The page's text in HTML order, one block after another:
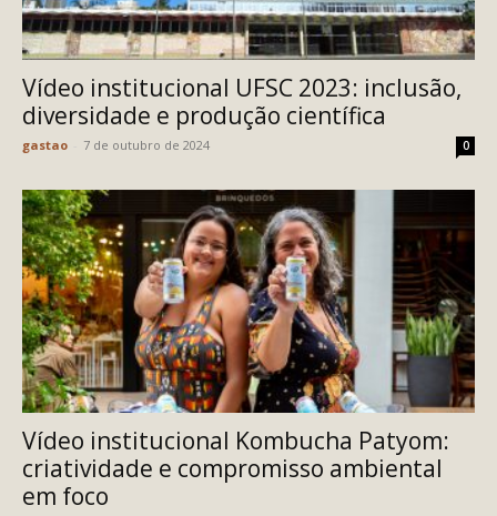
Vídeo institucional UFSC 2023: inclusão,
diversidade e produção científica
gastao 7 de outubro de 2024 0
Vídeo institucional Kombucha Patyom:
criatividade e compromisso ambiental
em foco